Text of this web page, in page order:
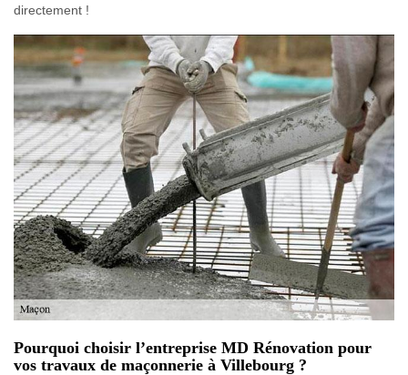
directement !
Pourquoi choisir l’entreprise MD Rénovation pour
vos travaux de maçonnerie à Villebourg ?